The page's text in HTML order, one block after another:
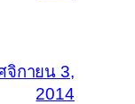
จิกายน 3,
2014